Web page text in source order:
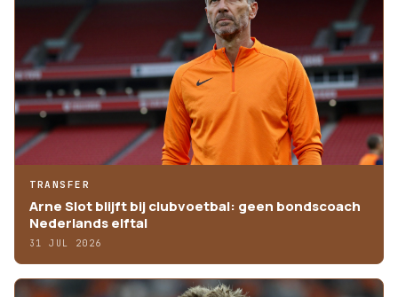
TRANSFER
Arne Slot blijft bij clubvoetbal: geen bondscoach
Nederlands elftal
31 JUL 2026